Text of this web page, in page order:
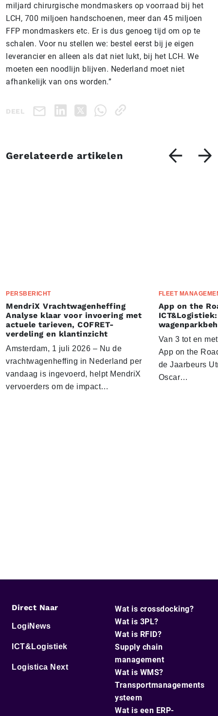
miljard chirurgische mondmaskers op voorraad bij het
LCH, 700 miljoen handschoenen, meer dan 45 miljoen
FFP mondmaskers etc. Er is dus genoeg tijd om op te
schalen. Voor nu stellen we: bestel eerst bij je eigen
leverancier en alleen als dat niet lukt, bij het LCH. We
moeten een noodlijn blijven. Nederland moet niet
afhankelijk van ons worden.”
DEEL
Gerelateerde artikelen
PERSBERICHT
MendriX Vrachtwagenheffing
Analyse klaar voor invoering met
actuele tarieven, COFRET-
verdeling en klantinzicht
Amsterdam, 1 juli 2026 – Nu de
vrachtwagenheffing in Nederland per
vandaag is ingevoerd, helpt MendriX
vervoerders om de impact…
FLEET
App on the
Van 3 tot en
App on the
de Jaarbeurs
Oscar…
Direct Naar
LogiNews
ICT&Logistiek
Logistica Next
Wat is crossdocking?
Wat is 3PL?
Wat is RFID?
Supply chain
management
Wat is WMS?
Transportmanagements
ysteem
Wat is een ERP-